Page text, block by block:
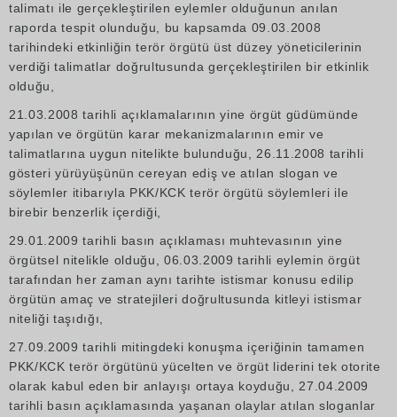
talimatı ile gerçekleştirilen eylemler olduğunun anılan
raporda tespit olunduğu, bu kapsamda 09.03.2008
tarihindeki etkinliğin terör örgütü üst düzey yöneticilerinin
verdiği talimatlar doğrultusunda gerçekleştirilen bir etkinlik
olduğu,
21.03.2008 tarihli açıklamalarının yine örgüt güdümünde
yapılan ve örgütün karar mekanizmalarının emir ve
talimatlarına uygun nitelikte bulunduğu, 26.11.2008 tarihli
gösteri yürüyüşünün cereyan ediş ve atılan slogan ve
söylemler itibarıyla PKK/KCK terör örgütü söylemleri ile
birebir benzerlik içerdiği,
29.01.2009 tarihli basın açıklaması muhtevasının yine
örgütsel nitelikle olduğu, 06.03.2009 tarihli eylemin örgüt
tarafından her zaman aynı tarihte istismar konusu edilip
örgütün amaç ve stratejileri doğrultusunda kitleyi istismar
niteliği taşıdığı,
27.09.2009 tarihli mitingdeki konuşma içeriğinin tamamen
PKK/KCK terör örgütünü yücelten ve örgüt liderini tek otorite
olarak kabul eden bir anlayışı ortaya koyduğu, 27.04.2009
tarihli basın açıklamasında yaşanan olaylar atılan sloganlar